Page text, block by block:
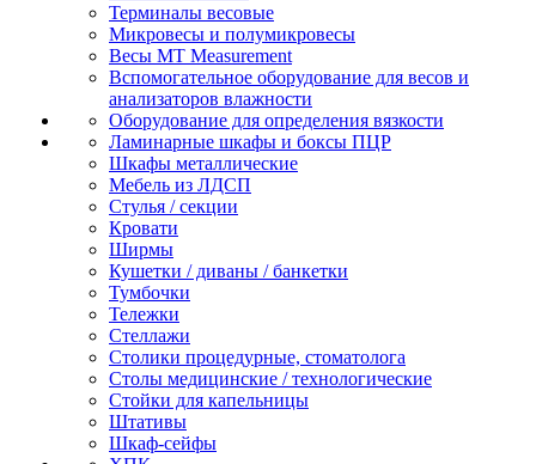
Терминалы весовые
Микровесы и полумикровесы
Весы MT Measurement
Вспомогательное оборудование для весов и
анализаторов влажности
Оборудование для определения вязкости
Ламинарные шкафы и боксы ПЦР
Шкафы металлические
Мебель из ЛДСП
Стулья / секции
Кровати
Ширмы
Кушетки / диваны / банкетки
Тумбочки
Тележки
Стеллажи
Столики процедурные, стоматолога
Столы медицинские / технологические
Стойки для капельницы
Штативы
Шкаф-сейфы